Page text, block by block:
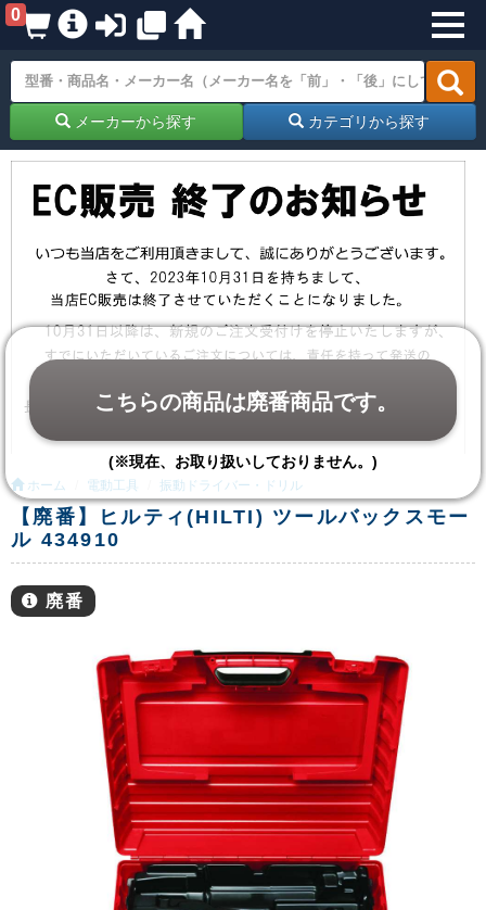
0
メーカーから探す カテゴリから探す
ホーム 電動工具 振動ドライバー・ドリル
【廃番】ヒルティ(HILTI) ツールバックスモー
ル 434910
廃番
こちらの商品は廃番商品です。
(※現在、お取り扱いしておりません。)